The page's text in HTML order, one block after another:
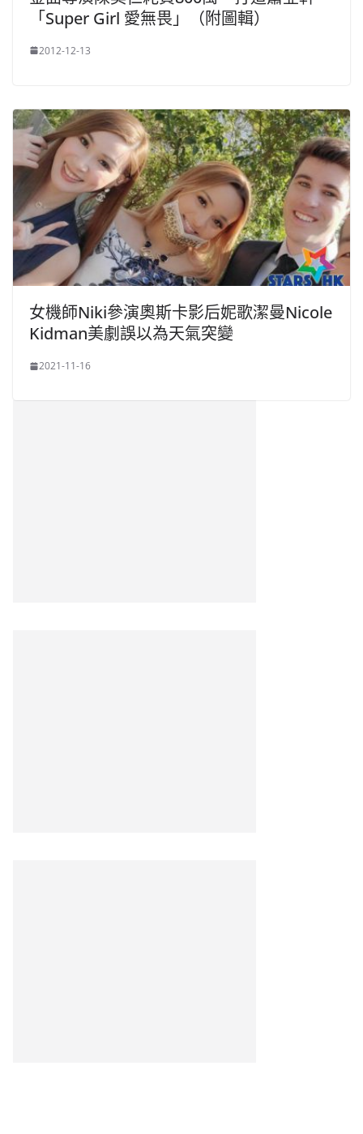
「Super Girl 愛無畏」（附圖輯）
2012-12-13
女機師Niki參演奧斯卡影后妮歌潔曼Nicole
Kidman美劇誤以為天氣突變
2021-11-16